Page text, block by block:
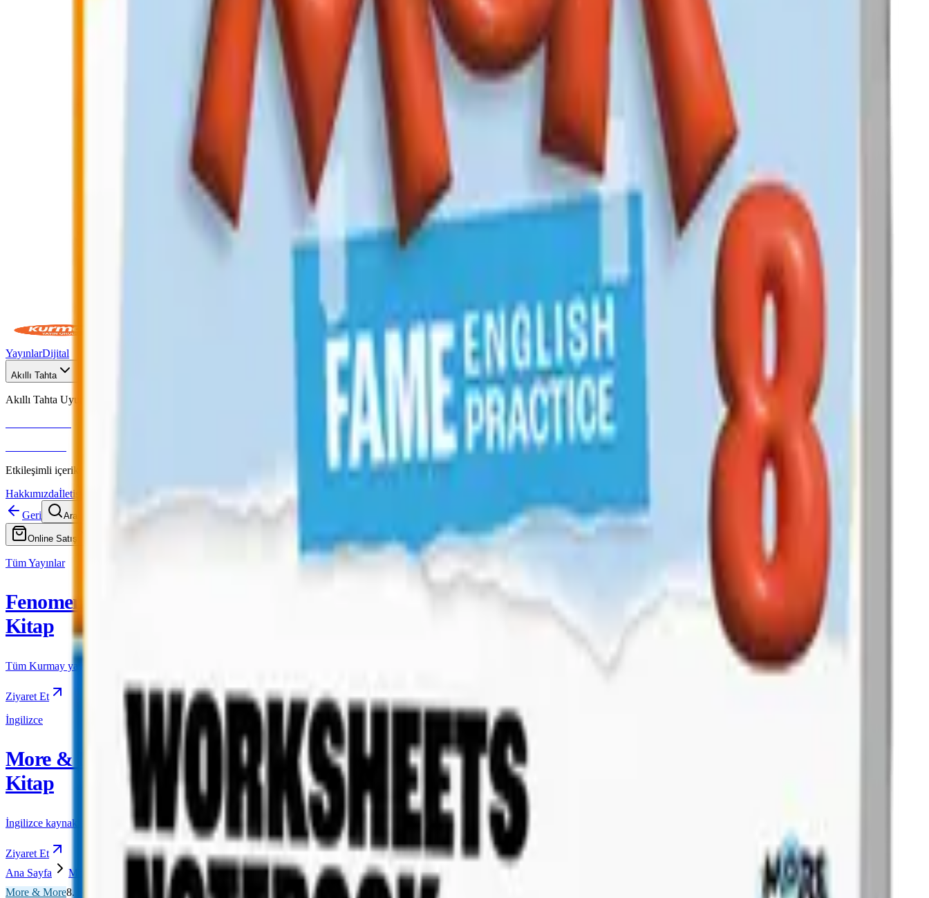
YayınlarDijital
Akıllı Tahta
Akıllı Tahta Uyumlu
Etkileşimli içerik · Video destekli anlatım · MEB uyumlu
Hakkımızdaİletişim
Geri
Ara
Online Satış
Tüm Yayınlar
Fenomen
Kitap
Tüm Kurmay yayınları için resmi satış
Ziyaret Et
İngilizce
More & More
Kitap
İngilizce kaynakları için resmi satış
Ziyaret Et
Ana Sayfa
More & More 8. Sınıf
More & More 8 The Greatest LGS İngilizce Genel Denemeler
More & More8. Sınıf Önizleme Mevcut